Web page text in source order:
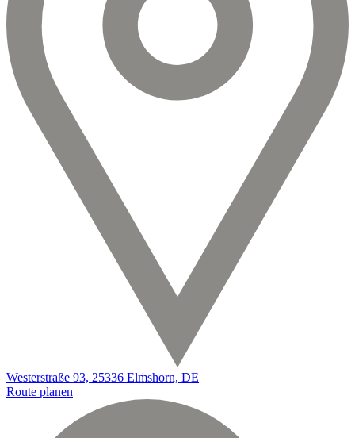
Westerstraße 93, 25336 Elmshorn, DE
Route planen